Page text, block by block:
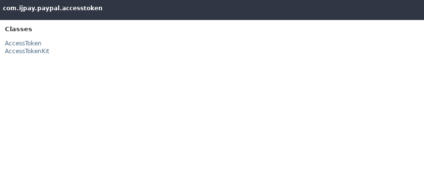
com.ijpay.paypal.accesstoken
Classes
AccessToken
AccessTokenKit